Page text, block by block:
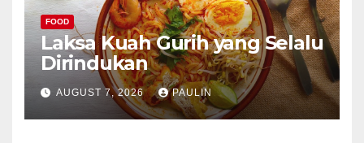
FOOD
Laksa Kuah Gurih yang Selalu
Dirindukan
AUGUST 7, 2026 PAULIN